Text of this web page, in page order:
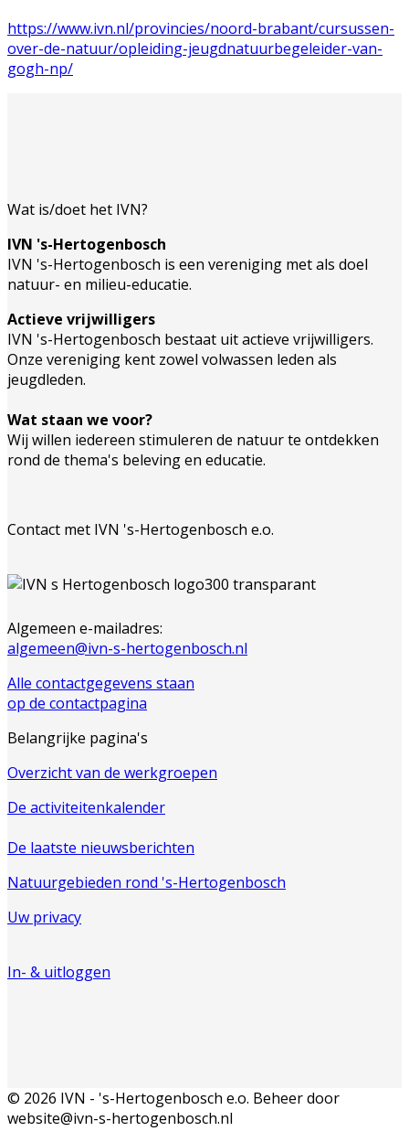
https://www.ivn.nl/provincies/noord-brabant/cursussen-
over-de-natuur/opleiding-jeugdnatuurbegeleider-van-
gogh-np/
Wat is/doet het IVN?
IVN 's-Hertogenbosch
IVN 's-Hertogenbosch is een vereniging met als doel
natuur- en milieu-educatie.
Actieve vrijwilligers
IVN 's-Hertogenbosch bestaat uit actieve vrijwilligers.
Onze vereniging kent zowel volwassen leden als
jeugdleden.
Wat staan we voor?
Wij willen iedereen stimuleren de natuur te ontdekken
rond de thema's beleving en educatie.
Contact met IVN 's-Hertogenbosch e.o.
Algemeen e-mailadres:
algemeen@ivn-s-hertogenbosch.nl
Alle contactgegevens staan
op de contactpagina
Belangrijke pagina's
Overzicht van de werkgroepen
De activiteitenkalender
De laatste nieuwsberichten
Natuurgebieden rond 's-Hertogenbosch
Uw privacy
In- & uitloggen
© 2026 IVN - 's-Hertogenbosch e.o. Beheer door
website@ivn-s-hertogenbosch.nl